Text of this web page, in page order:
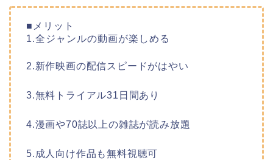
■メリット
1.全ジャンルの動画が楽しめる
2.新作映画の配信スピードがはやい
3.無料トライアル31日間あり
4.漫画や70誌以上の雑誌が読み放題
5.成人向け作品も無料視聴可